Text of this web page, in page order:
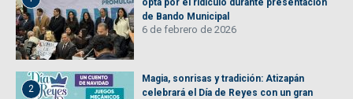
de Bando Municipal
6 de febrero de 2026
2
Magia, sonrisas y tradición: Atizapán
celebrará el Día de Reyes con un gran